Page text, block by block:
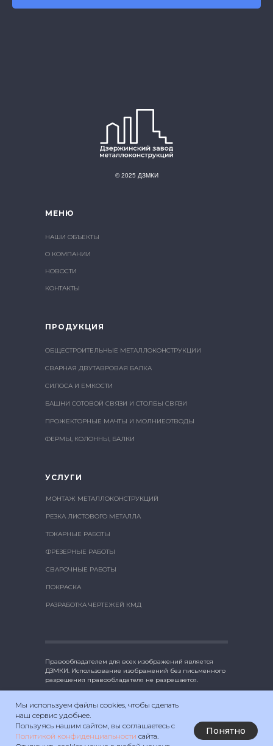
Мы используем файлы cookies, чтобы сделать
наш сервис удобнее.
Пользуясь нашим сайтом, вы соглашаетесь с
Политикой конфиденциальности сайта.
Понятно
МЕНЮ
КОНТАКТЫ
НОВОСТИ
О КОМПАНИИ
НАШИ ОБЪЕКТЫ
ПРОДУКЦИЯ
БАШНИ СОТОВОЙ СВЯЗИ И СТОЛБЫ СВЯЗИ
ФЕРМЫ, КОЛОННЫ, БАЛКИ
ПРОЖЕКТОРНЫЕ МАЧТЫ И МОЛНИЕОТВОДЫ
СИЛОСА И ЕМКОСТИ
СВАРНАЯ ДВУТАВРОВАЯ БАЛКА
ОБЩЕСТРОИТЕЛЬНЫЕ МЕТАЛЛОКОНСТРУКЦИИ
УСЛУГИ
РАЗРАБОТКА ЧЕРТЕЖЕЙ КМД
ПОКРАСКА
СВАРОЧНЫЕ РАБОТЫ
ФРЕЗЕРНЫЕ РАБОТЫ
ТОКАРНЫЕ РАБОТЫ
РЕЗКА ЛИСТОВОГО МЕТАЛЛА
МОНТАЖ МЕТАЛЛОКОНСТРУКЦИЙ
© 2025 ДЗМКИ
Правообладателем для всех изображений является
ДЗМКИ. Использование изображений без письменного
разрешения правообладателя не разрешается.
Пользовательское соглашение с политикой обработки
Политика обработки персональных данных